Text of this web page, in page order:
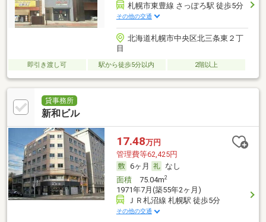
札幌市東豊線 さっぽろ駅 徒歩5分
その他の交通
北海道札幌市中央区北三条東２丁
目
即引き渡し可 駅から徒歩5分以内 2階以上
貸事務所
新和ビル
17.48万円
管理費等62,425円
6ヶ月
なし
面積75.04m2
1971年7月(築55年2ヶ月)
ＪＲ札沼線 札幌駅 徒歩5分
その他の交通